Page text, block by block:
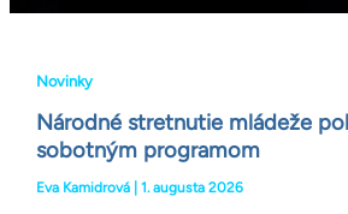
Novinky
Národné stretnutie mládeže
sobotným programom
Eva Kamidrová | 1. augusta 2026